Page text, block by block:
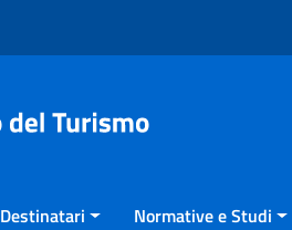
Destinatari Normative e Studi